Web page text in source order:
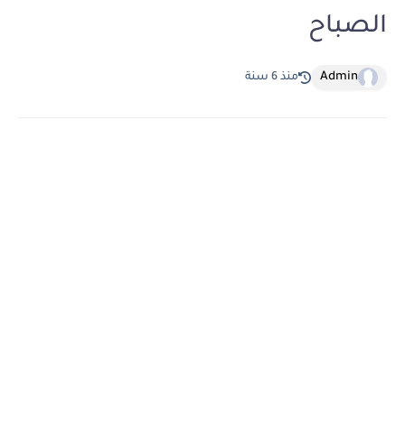
الصباح
Admin منذ 6 سنة